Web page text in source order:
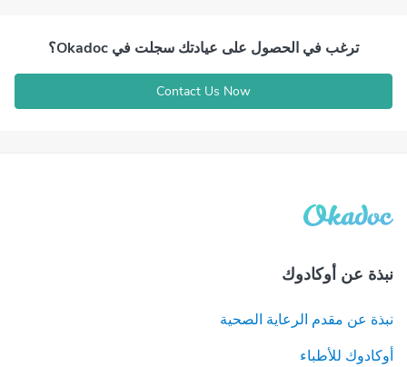
ترغب في الحصول على عيادتك سجلت في Okadoc؟
Contact Us Now
نبذة عن أوكادوك
نبذة عن مقدم الرعاية الصحية
أوكادوك للأطباء